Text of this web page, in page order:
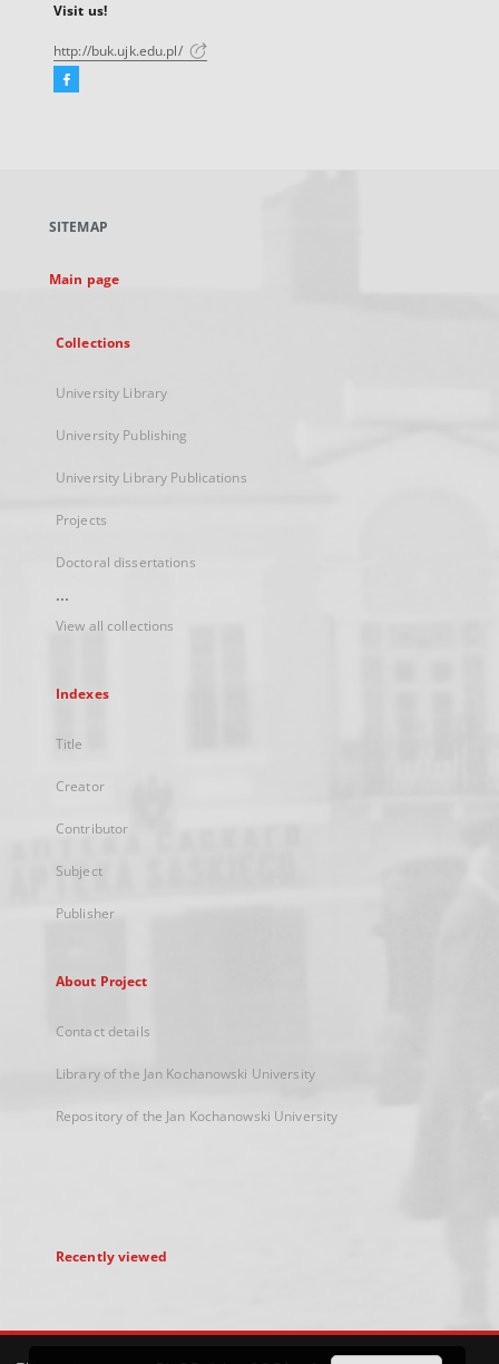
Visit us!
http://buk.ujk.edu.pl/
Facebook
new
SITEMAP
Main page
Collections
University Library
University Publishing
University Library Publications
Projects
Doctoral dissertations
...
View all collections
Indexes
Title
Creator
Contributor
Subject
Publisher
About Project
Contact details
Library of the Jan Kochanowski University
Repository of the Jan Kochanowski University
Recently viewed